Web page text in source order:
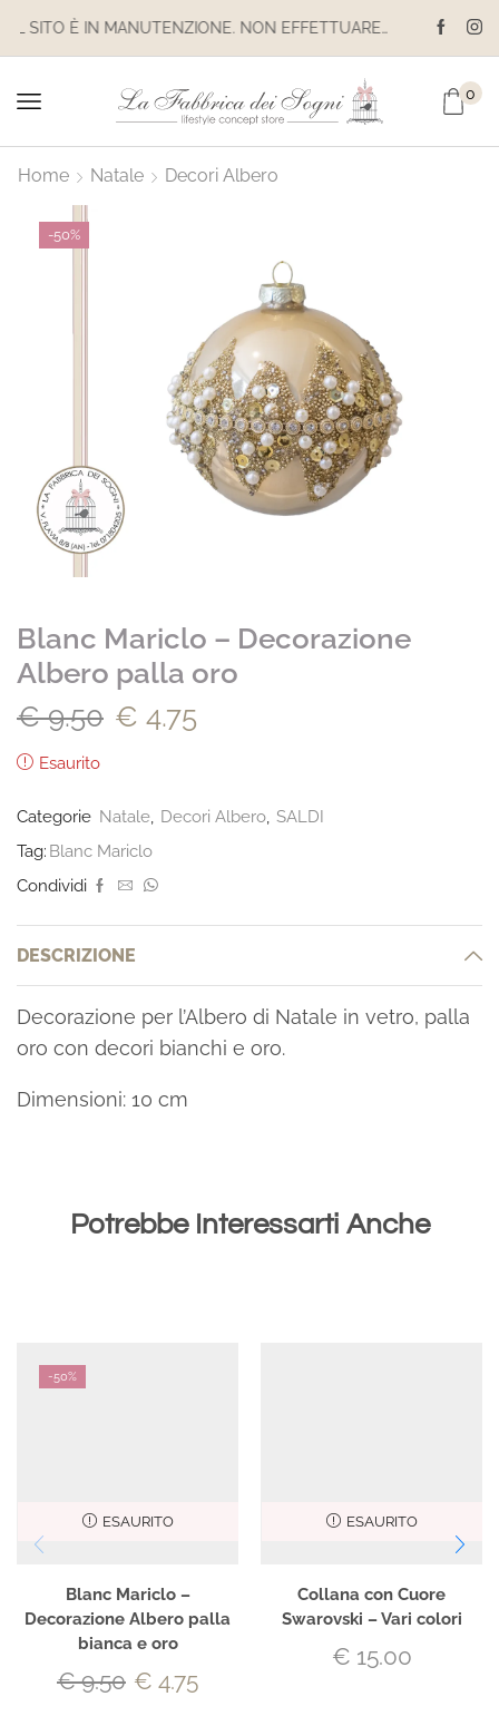
IL SITO È IN MANUTENZIONE. NON EFFETTUARE ACQUISTI. LE SPEDIZIONI SONO SOSPESE
0
Home Natale Decori Albero
-50%
Blanc Mariclo – Decorazione
Albero palla oro
€9.50 € 4.75
Esaurito
Categorie Natale Decori Albero SALDI
Tag: Blanc Mariclo
Condividi
DESCRIZIONE
Decorazione per l’Albero di Natale in vetro, palla
oro con decori bianchi e oro.
Dimensioni: 10 cm
Potrebbe Interessarti Anche
-50%
ESAURITO
Blanc Mariclo –
Decorazione Albero palla
bianca e oro
€9.50 € 4.75
ESAURITO
Collana con Cuore
Swarovski – Vari colori
€ 15.00